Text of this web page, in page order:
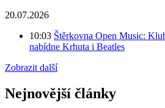
20.07.2026
10:03 Štěrkovna Open Music:
nabídne Krhuta i Beatles
Zobrazit další
Nejnovější články